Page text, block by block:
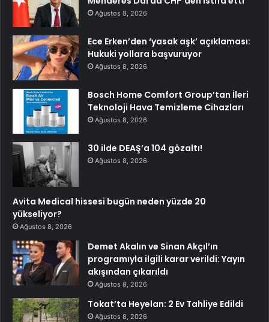
Ağustos 8, 2026
Ece Erken’den ‘yasak aşk’ açıklaması:
Hukuki yollara başvuruyor
Ağustos 8, 2026
Bosch Home Comfort Group’tan İleri
Teknoloji Hava Temizleme Cihazları
Ağustos 8, 2026
30 ilde DEAŞ’a 104 gözaltı!
Ağustos 8, 2026
Avita Medical hissesi bugün neden yüzde 20
yükseliyor?
Ağustos 8, 2026
Demet Akalın ve Sinan Akçıl’ın
programıyla ilgili karar verildi: Yayın
akışından çıkarıldı
Ağustos 8, 2026
Tokat’ta Heyelan: 2 Ev Tahliye Edildi
Ağustos 8, 2026